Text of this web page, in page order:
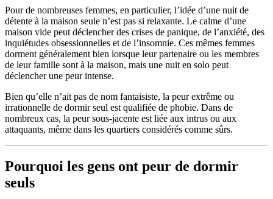
Pour de nombreuses femmes, en particulier, l’idée d’une nuit de
détente à la maison seule n’est pas si relaxante. Le calme d’une
maison vide peut déclencher des crises de panique, de l’anxiété, des
inquiétudes obsessionnelles et de l’insomnie. Ces mêmes femmes
dorment généralement bien lorsque leur partenaire ou les membres
de leur famille sont à la maison, mais une nuit en solo peut
déclencher une peur intense.
Bien qu’elle n’ait pas de nom fantaisiste, la peur extrême ou
irrationnelle de dormir seul est qualifiée de phobie. Dans de
nombreux cas, la peur sous-jacente est liée aux intrus ou aux
attaquants, même dans les quartiers considérés comme sûrs.
Pourquoi les gens ont peur de dormir
seuls